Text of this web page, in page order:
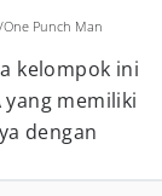
One Punch Man
kelompok ini
memiliki
dengan